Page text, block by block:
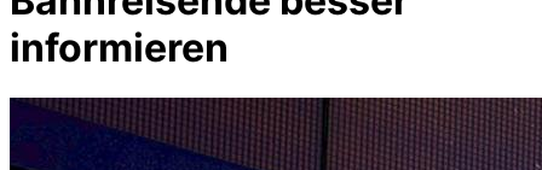
informieren